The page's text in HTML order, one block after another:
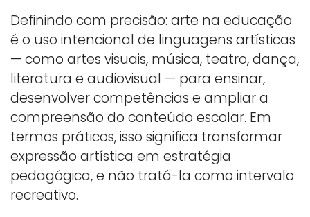
Definindo com precisão: arte na educação
é o uso intencional de linguagens artísticas
— como artes visuais, música, teatro, dança,
literatura e audiovisual — para ensinar,
desenvolver competências e ampliar a
compreensão do conteúdo escolar. Em
termos práticos, isso significa transformar
expressão artística em estratégia
pedagógica, e não tratá-la como intervalo
recreativo.